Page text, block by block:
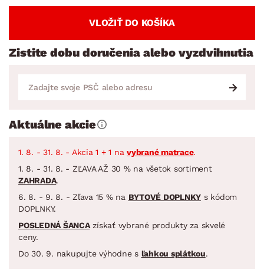
VLOŽIŤ DO KOŠÍKA
Zistite dobu doručenia alebo vyzdvihnutia
Aktuálne akcie
1. 8. - 31. 8. - Akcia 1 + 1 na vybrané matrace.
1. 8. - 31. 8. - ZĽAVA AŽ 30 % na všetok sortiment
ZAHRADA.
6. 8. - 9. 8. - Zľava 15 % na BYTOVÉ DOPLNKY s kódom
DOPLNKY.
POSLEDNÁ ŠANCAzískať vybrané produkty za skvelé
ceny.
Do 30. 9. nakupujte výhodne s ľahkou splátkou.